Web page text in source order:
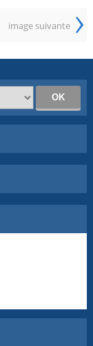
image suivante ›